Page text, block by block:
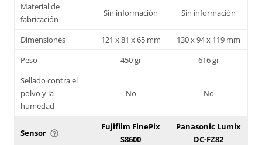
Material de
fabricación
Sin información Sin información
Dimensiones 121 x 81 x 65 mm
130 x 94 x 119 mm
Peso
450 gr
616 gr
Sellado contra el
polvo y la
humedad
No No
Sensor help_outline
Fujifilm FinePix
S8600
Panasonic Lumix
DC-FZ82